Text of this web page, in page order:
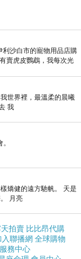
比如：大量的
，但實際上，
。
利沙白市的寵物用品店購
賣虎皮鸚鵡，我每次光
會引進 C
世界裡，最溫柔的晨曦
我
矯健的遠方馳帆。 天是
月亮
拍賣 比比昂代購
入聯播網 全球購物
服務中心